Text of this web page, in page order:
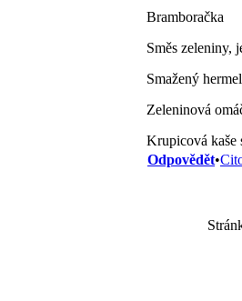
Bramboračka
Směs zeleniny,
Smažený
Zeleninová
Krupicová kaše
Odpovědět•